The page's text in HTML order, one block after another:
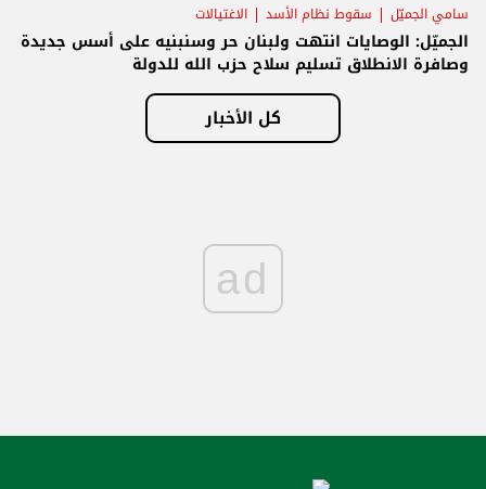
سامي الجميّل سقوط نظام الأسد الاغتيالات
الجميّل: الوصايات انتهت ولبنان حر وسنبنيه على أسس جديدة
وصافرة الانطلاق تسليم سلاح حزب الله للدولة
كل الأخبار
ad